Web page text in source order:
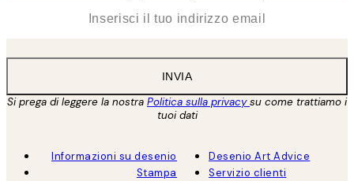
INVIA
Si prega di leggere la nostra Politica sulla privacysu come trattiamo i
tuoi dati
Informazioni su desenio
Stampa
Desenio Art Advice
Servizio clienti